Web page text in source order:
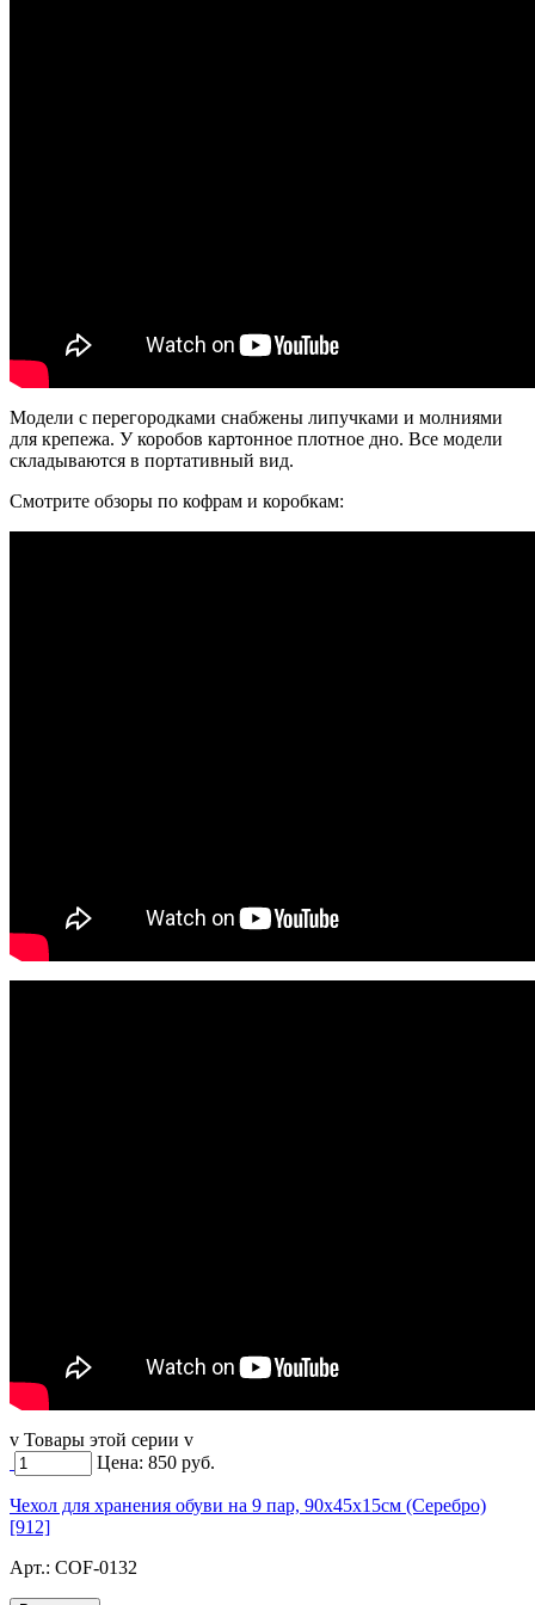
Модели с перегородками снабжены липучками и молниями
для крепежа. У коробов картонное плотное дно. Все модели
складываются в портативный вид.
Смотрите обзоры по кофрам и коробкам:
v Товары этой серии v
Цена: 850 руб.
Чехол для хранения обуви на 9 пар, 90х45х15см (Серебро)
[912]
Арт.: COF-0132